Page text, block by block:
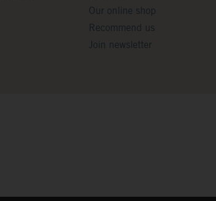
Our online shop
Recommend us
Join newsletter